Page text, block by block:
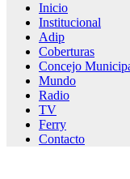
Inicio
Institucional
Adip
Coberturas
Concejo
Mundo
Radio
TV
Ferry
Contacto